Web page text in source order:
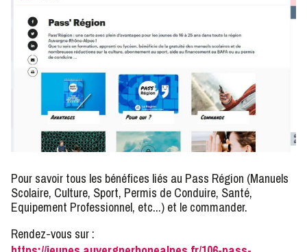
Pour savoir tous les bénéfices liés au Pass Région (Manuels
Scolaire, Culture, Sport, Permis de Conduire, Santé,
Equipement Professionnel, etc...) et le commander.
Rendez-vous sur :